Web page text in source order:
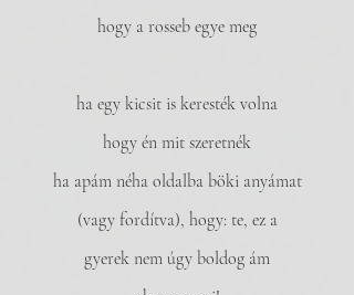
hogy a rosseb egye meg
ha egy kicsit is keresték volna
hogy én mit szeretnék
ha apám néha oldalba böki anyámat
(vagy fordítva), hogy: te, ez a
gyerek nem úgy boldog ám